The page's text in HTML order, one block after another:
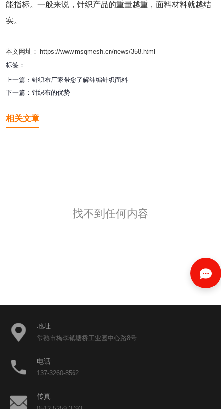
能指标。一般来说，针织产品的重量越重，面料材料就越结
实。
本文网址： https://www.msqmesh.cn/news/358.html
标签：
上一篇： 针织布厂家带您了解纬编针织面料
下一篇： 针织布的优势
相关文章
找不到任何内容
地址
常熟市梅李镇塘桥工业园中心路8号
电话
137-3260-8562
传真